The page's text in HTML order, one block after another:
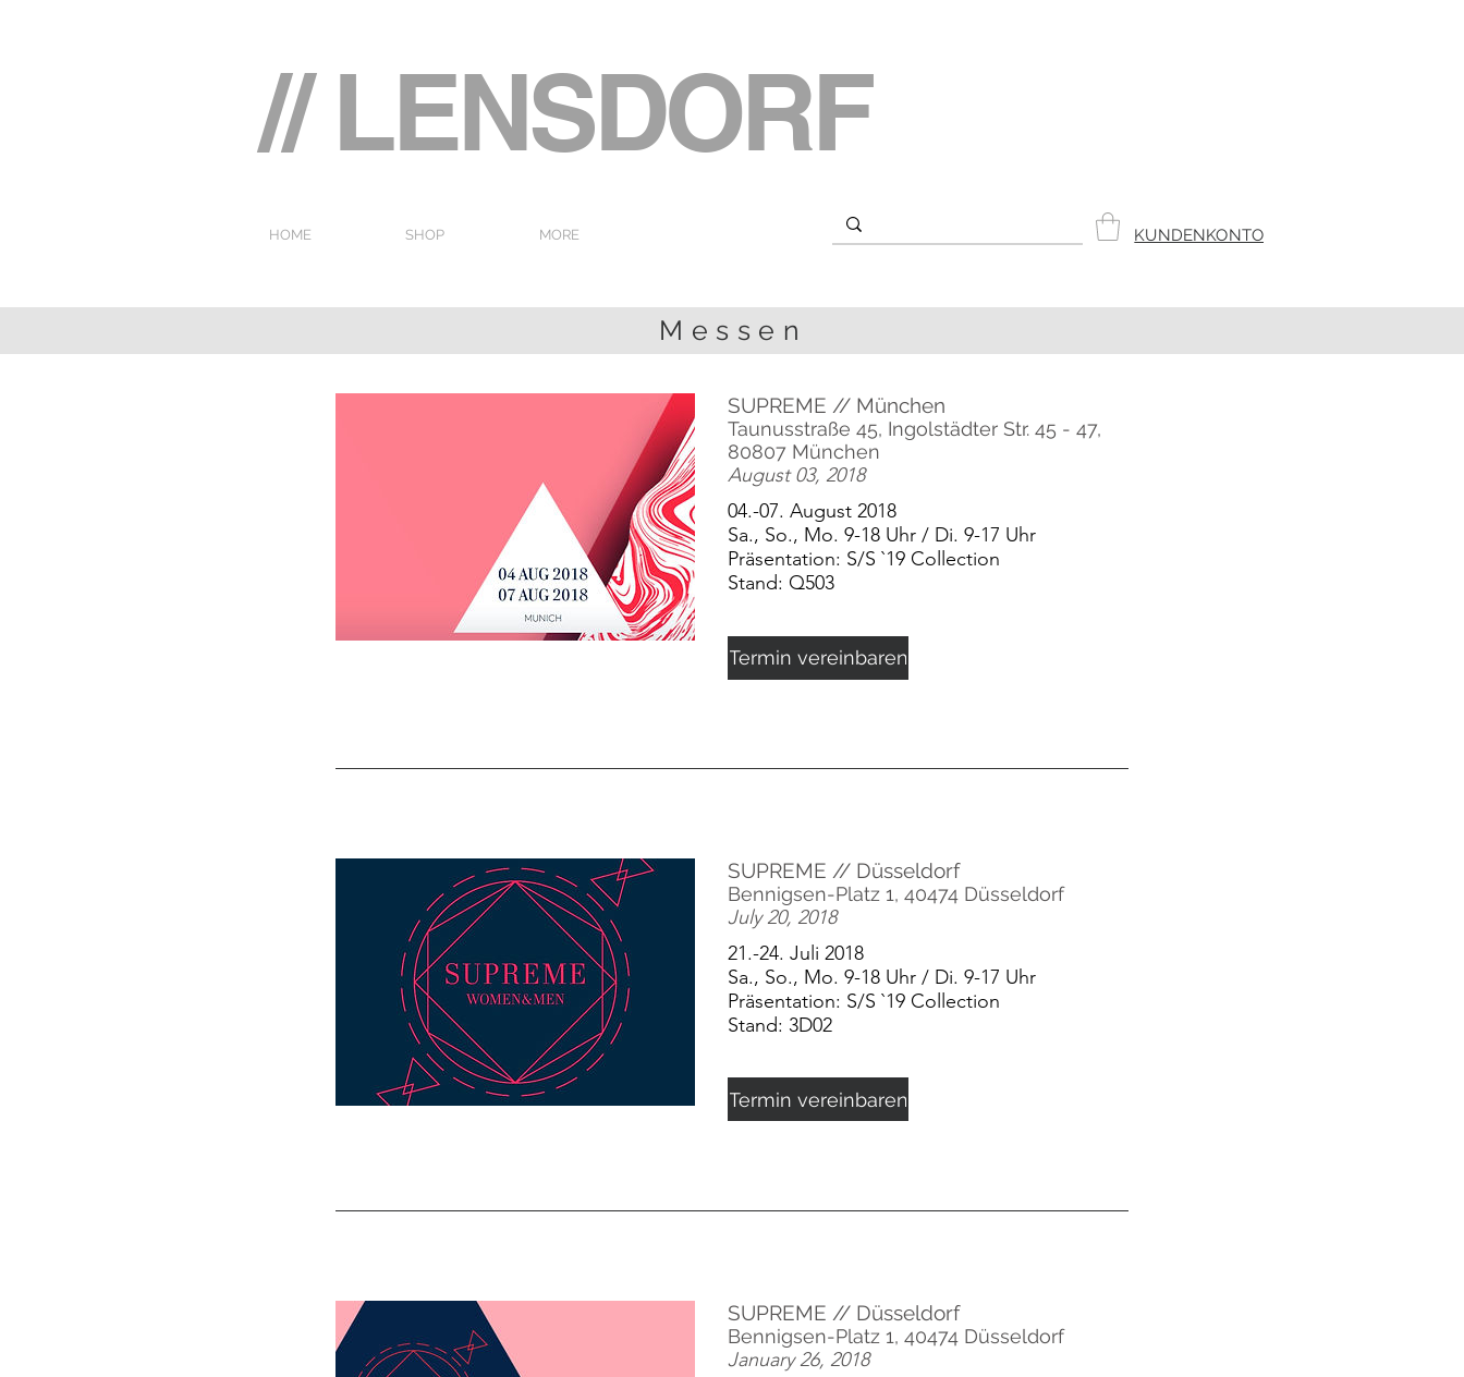
// LENSDORF
HOME SHOP MORE KUNDENKONTO
Messen
SUPREME // München
Taunusstraße 45, Ingolstädter Str. 45 - 47,
80807 München
August 03, 2018
04.-07. August 2018
Sa., So., Mo. 9-18 Uhr / Di. 9-17 Uhr
Präsentation: S/S `19 Collection
Stand: Q503
Termin vereinbaren
SUPREME // Düsseldorf
Bennigsen-Platz 1, 40474 Düsseldorf
July 20, 2018
21.-24. Juli 2018
Sa., So., Mo. 9-18 Uhr / Di. 9-17 Uhr
Präsentation: S/S `19 Collection
Stand: 3D02
Termin vereinbaren
SUPREME // Düsseldorf
Bennigsen-Platz 1, 40474 Düsseldorf
January 26, 2018